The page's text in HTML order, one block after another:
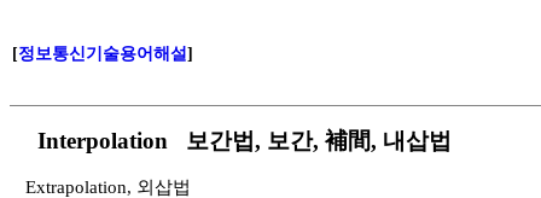
[정보통신기술용어해설]
Interpolation 보간법, 보간, 補間, 내삽법
Extrapolation, 외삽법